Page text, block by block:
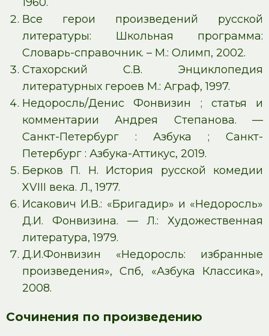
Все герои произведений русской
литературы: Школьная программа:
Словарь-справочник. – М.: Олимп, 2002.
Стахорский С.В. Энциклопедия
литературных героев М.: Аграф, 1997.
Недоросль/Денис Фонвизин ; статья и
комментарии Андрея Степанова. —
Санкт-Петербург : Азбука ; Санкт-
Петербург : Азбука-Аттикус, 2019.
Берков П. Н. История русской комедии
XVIII века. Л., 1977.
Исакович И.В.: «Бригадир» и «Недоросль»
Д.И. Фонвизина. — Л.: Художественная
литература, 1979.
Д.И.Фонвизин «Недоросль: избранные
произведения», Спб, «Азбука Классика»,
2008.
Сочинения по произведению